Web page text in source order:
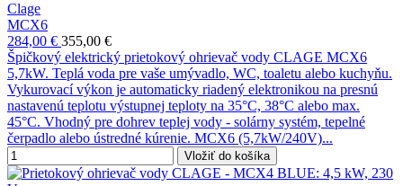
Clage
MCX6
284,00 € 355,00 €
Špičkový elektrický prietokový ohrievač vody CLAGE MCX6
5,7kW. Teplá voda pre vaše umývadlo, WC, toaletu alebo kuchyňu.
Vykurovací výkon je automaticky riadený elektronikou na presnú
nastavenú teplotu výstupnej teploty na 35°C, 38°C alebo max.
45°C. Vhodný pre dohrev teplej vody - solárny systém, tepelné
čerpadlo alebo ústredné kúrenie. MCX6 (5,7kW/240V)...
Vložiť do košíka